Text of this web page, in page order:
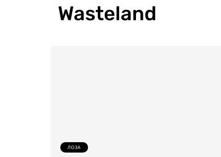
Wasteland
ЛОЗА